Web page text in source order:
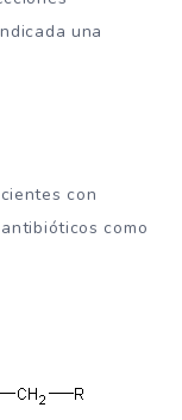
una
con
como